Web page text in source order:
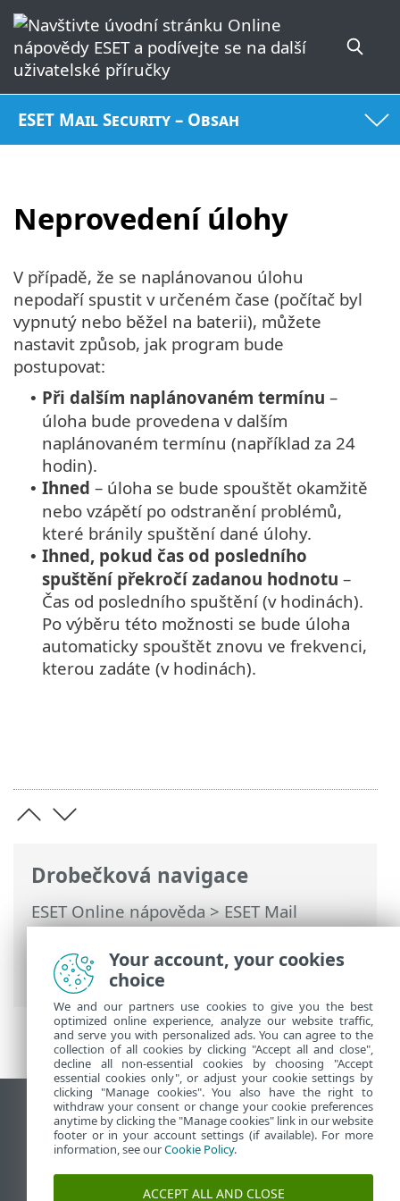
ESET Mail Security – Obsah
Neprovedení úlohy
Drobečková navigace
ESET Online nápověda>ESET Mail
Security>Práce s ESET Mail Security>
Nástroje
>Plánovač>Vytvoření
naplánované úlohy
> Neprovedení úlohy
V případě, že se naplánovanou úlohu
nepodaří spustit v určeném čase (počítač byl
vypnutý nebo běžel na baterii), můžete
nastavit způsob, jak program bude
postupovat:
• Při dalším naplánovaném termínu –
úloha bude provedena v dalším
naplánovaném termínu (například za 24
hodin).
• Ihned – úloha se bude spouštět okamžitě
nebo vzápětí po odstranění problémů,
které bránily spuštění dané úlohy.
• Ihned, pokud čas od posledního
spuštění překročí zadanou hodnotu –
Čas od posledního spuštění (v hodinách).
Po výběru této možnosti se bude úloha
automaticky spouštět znovu ve frekvenci,
kterou zadáte (v hodinách).
Zobrazit verzi pro počítač
End of Life
ESET Databáze znalostí
ESET Forum
Your account, your cookies
choice
We and our partners use cookies to give you the best
optimized online experience, analyze our website traffic,
and serve you with personalized ads. You can agree to the
collection of all cookies by clicking "Accept all and close",
decline all non-essential cookies by choosing "Accept
essential cookies only", or adjust your cookie settings by
clicking "Manage cookies". You also have the right to
withdraw your consent or change your cookie preferences
anytime by clicking the "Manage cookies" link in our website
footer or in your account settings (if available). For more
information, see ourCookie Policy.
ACCEPT ALL AND CLOSE